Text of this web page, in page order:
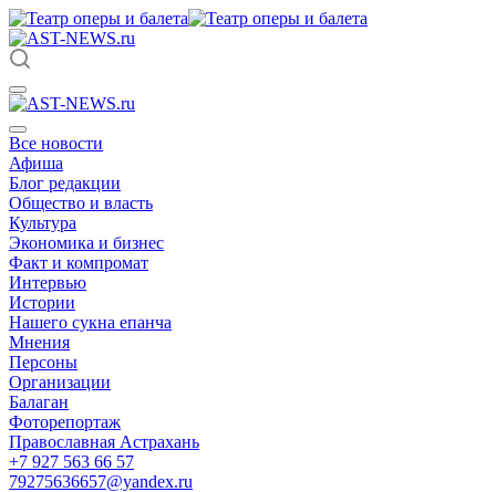
Все новости
Афиша
Блог редакции
Общество и власть
Культура
Экономика и бизнес
Факт и компромат
Интервью
Истории
Нашего сукна епанча
Мнения
Персоны
Организации
Балаган
Фоторепортаж
Православная Астрахань
+7 927 563 66 57
79275636657@yandex.ru